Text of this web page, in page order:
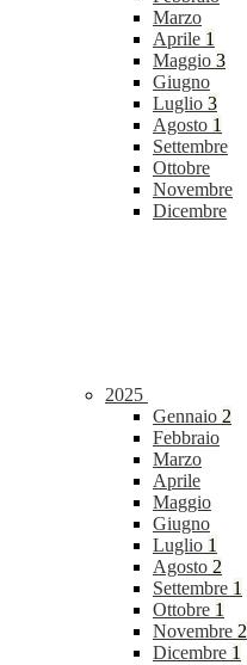
Marzo
Aprile 1
Maggio 3
Giugno
Luglio 3
Agosto 1
Settembre
Ottobre
Novembre
Dicembre
2025
Gennaio 2
Febbraio
Marzo
Aprile
Maggio
Giugno
Luglio 1
Agosto 2
Settembre 1
Ottobre 1
Novembre 2
Dicembre 1